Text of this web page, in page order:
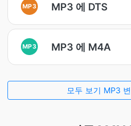
MP3 MP3 에 DTS
MP3 MP3 에 M4A
모두 보기 MP3